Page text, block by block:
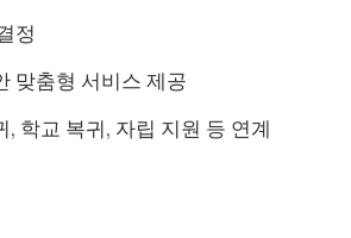
정
맞춤형 서비스 제공
학교 복귀, 자립 지원 등 연계